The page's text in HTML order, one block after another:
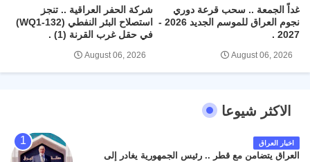
غداً الجمعة .. سحب قرعة دوري
نجوم العراق للموسم الجديد 2026 -
2027 .
August 06, 2026
شركة الحفر العراقية .. تنجز
استصلاح البئر النفطي (WQ1-132)
في حقل غرب القرنة (1) .
August 06, 2026
الاكثر شيوعا
اخبار العراق
العراق يتضامن مع قطر .. رئيس الجمهورية يغادر إلى